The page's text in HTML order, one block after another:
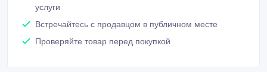
услуги
Встречайтесь с продавцом в публичном месте
Проверяйте товар перед покупкой